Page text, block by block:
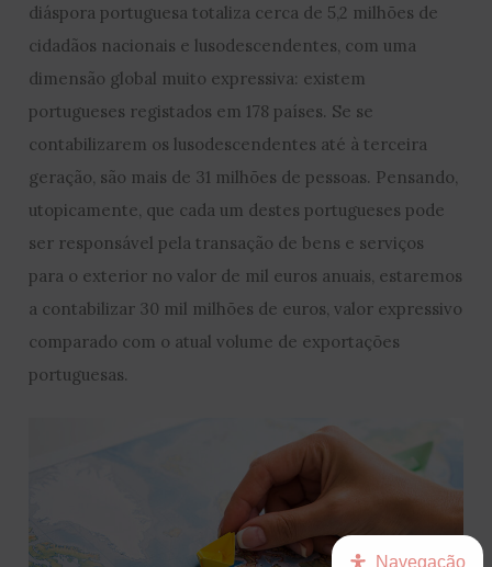
diáspora portuguesa totaliza cerca de 5,2 milhões de
cidadãos nacionais e lusodescendentes, com uma
dimensão global muito expressiva: existem
portugueses registados em 178 países. Se se
contabilizarem os lusodescendentes até à terceira
geração, são mais de 31 milhões de pessoas. Pensando,
utopicamente, que cada um destes portugueses pode
ser responsável pela transação de bens e serviços
para o exterior no valor de mil euros anuais, estaremos
a contabilizar 30 mil milhões de euros, valor expressivo
comparado com o atual volume de exportações
portuguesas.
Navegação